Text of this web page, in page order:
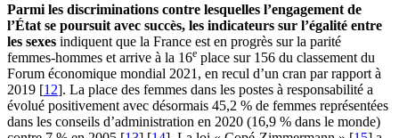
Parmi les discriminations contre lesquelles l’engagement de
l’État se poursuit avec succès, les indicateurs sur l’égalité entre
les sexes indiquent que la France est en progrès sur la parité
femmes-hommes et arrive à la 16e place sur 156 du classement du
Forum économique mondial 2021, en recul d’un cran par rapport à
2019 [12]. La place des femmes dans les postes à responsabilité a
évolué positivement avec désormais 45,2 % de femmes représentées
dans les conseils d’administration en 2020 (16,9 % dans le monde)